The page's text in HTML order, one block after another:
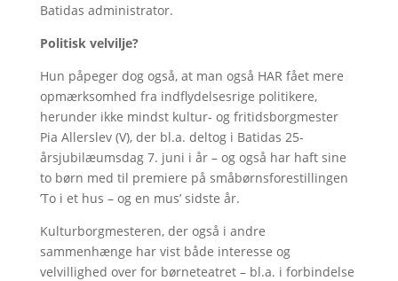
Batidas administrator.
Politisk velvilje?
Hun påpeger dog også, at man også HAR fået mere
opmærksomhed fra indflydelsesrige politikere,
herunder ikke mindst kultur- og fritidsborgmester
Pia Allerslev (V), der bl.a. deltog i Batidas 25-
årsjubilæumsdag 7. juni i år – og også har haft sine
to børn med til premiere på småbørnsforestillingen
’To i et hus – og en mus’ sidste år.
Kulturborgmesteren, der også i andre
sammenhænge har vist både interesse og
velvillighed over for børneteatret – bl.a. i forbindelse